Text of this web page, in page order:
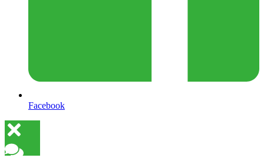
Facebook